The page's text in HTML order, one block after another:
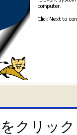
をクリッ